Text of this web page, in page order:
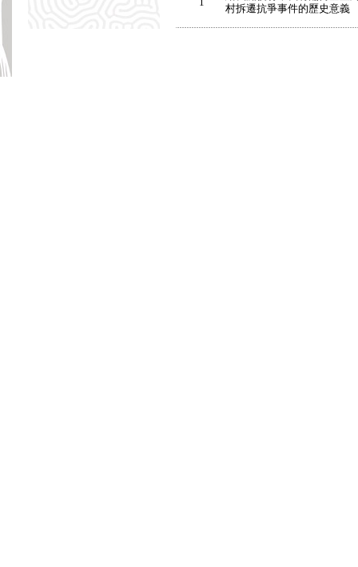
村拆遷抗爭事件的歷史意義